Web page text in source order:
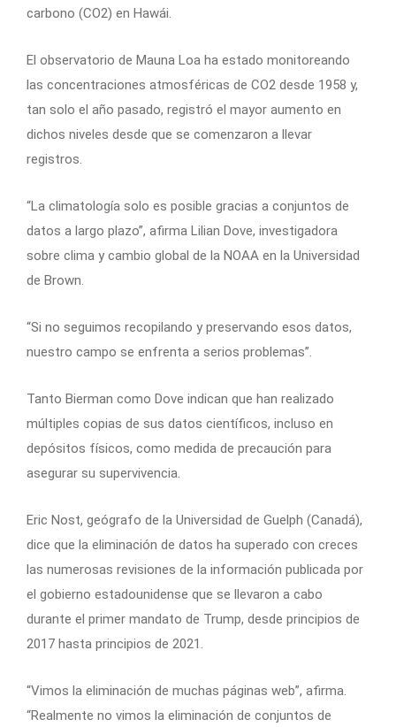
carbono (CO2) en Hawái.
El observatorio de Mauna Loa ha estado monitoreando
las concentraciones atmosféricas de CO2 desde 1958 y,
tan solo el año pasado, registró el mayor aumento en
dichos niveles desde que se comenzaron a llevar
registros.
“La climatología solo es posible gracias a conjuntos de
datos a largo plazo”, afirma Lilian Dove, investigadora
sobre clima y cambio global de la NOAA en la Universidad
de Brown.
“Si no seguimos recopilando y preservando esos datos,
nuestro campo se enfrenta a serios problemas”.
Tanto Bierman como Dove indican que han realizado
múltiples copias de sus datos científicos, incluso en
depósitos físicos, como medida de precaución para
asegurar su supervivencia.
Eric Nost, geógrafo de la Universidad de Guelph (Canadá),
dice que la eliminación de datos ha superado con creces
las numerosas revisiones de la información publicada por
el gobierno estadounidense que se llevaron a cabo
durante el primer mandato de Trump, desde principios de
2017 hasta principios de 2021.
“Vimos la eliminación de muchas páginas web”, afirma.
“Realmente no vimos la eliminación de conjuntos de